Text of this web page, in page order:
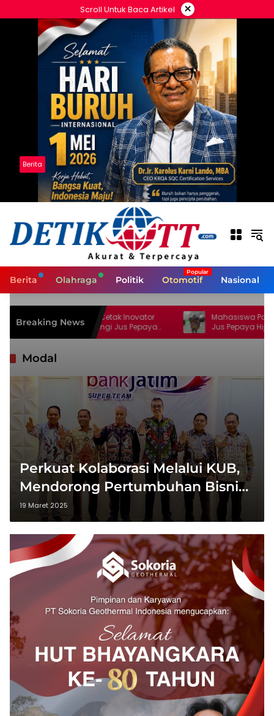
ke
Scroll Untuk Baca Artikel ×
Berita Olahraga Politik Otomotif Nasional
Breaking News
Center Cetak Inovator
Siap Dampingi Jus Pepaya
Berdaya Saing Nasional
Mahasiswa Poltekkes
Jus Pepaya Hijau, Injeksi
Sebut Inovasi Pertama di
Modal
Berita
Perkuat Kolaborasi Melalui KUB,
Mendorong Pertumbuhan Bisnis
Berkelanjutan BANK NTT
Bersama Bank Jatim
19 Maret 2025